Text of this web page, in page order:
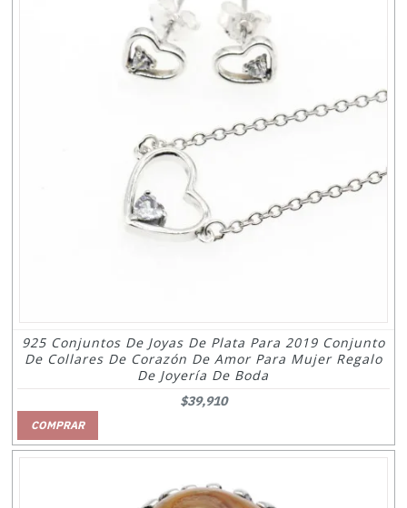
925 Conjuntos De Joyas De Plata Para 2019 Conjunto
De Collares De Corazón De Amor Para Mujer Regalo
De Joyería De Boda
$39,910
COMPRAR